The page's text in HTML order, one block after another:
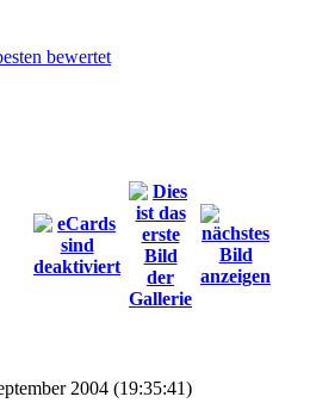
bewertet
2004 (19:35:41)